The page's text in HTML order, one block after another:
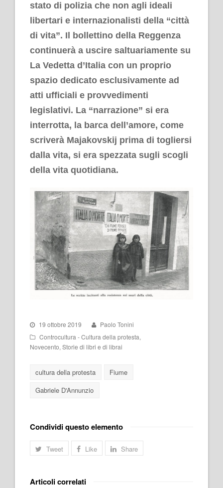
stato di polizia che non agli ideali
libertari e internazionalisti della “città
di vita”. Il bollettino della Reggenza
continuerà a uscire saltuariamente su
La Vedetta d’Italia con un proprio
spazio dedicato esclusivamente ad
atti ufficiali e provvedimenti
legislativi. La “narrazione” si era
interrotta, la barca dell’amore, come
scriverà Majakovskij prima di togliersi
dalla vita, si era spezzata sugli scogli
della vita quotidiana.
19 ottobre 2019
Paolo Tonini
Controcultura - Cultura della protesta,
Novecento, Storie di libri e di librai
cultura della protesta
Fiume
Gabriele D'Annunzio
Condividi questo elemento
Tweet Like Share
Articoli correlati